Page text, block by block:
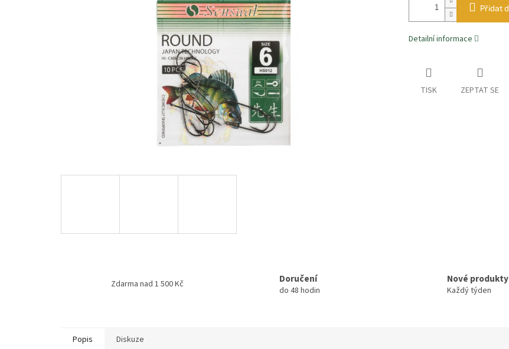
Přidat
Detailní informace
TISK ZEPTAT SE
Zdarma nad 1 500 Kč Doručení
do 48 hodin
Nové produkty
Každý týden
Popis Diskuze